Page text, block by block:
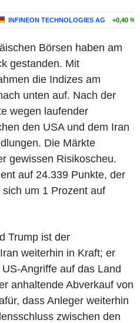
INFINEON TECHNOLOGIES AG +0,40 %
Börsen haben am
gestanden. Mit
die Indizes am
unten auf. Nach der
wegen laufender
den USA und dem Iran
Die Märkte
gewissen Risikoscheu.
auf 24.339 Punkte, der
um 1 Prozent auf
Trump ist der
weiterhin in Kraft; er
Angriffe auf das Land
anhaltende Abverkauf von
dass Anleger weiterhin
zwischen den